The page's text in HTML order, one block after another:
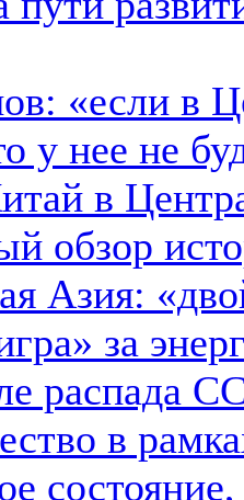
«если в
у нее не
в
обзор
Азия:
за
распада
в